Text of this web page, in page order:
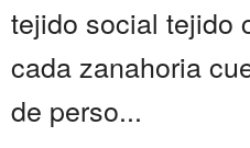
tejido social tejido
cada zanahoria
de perso...